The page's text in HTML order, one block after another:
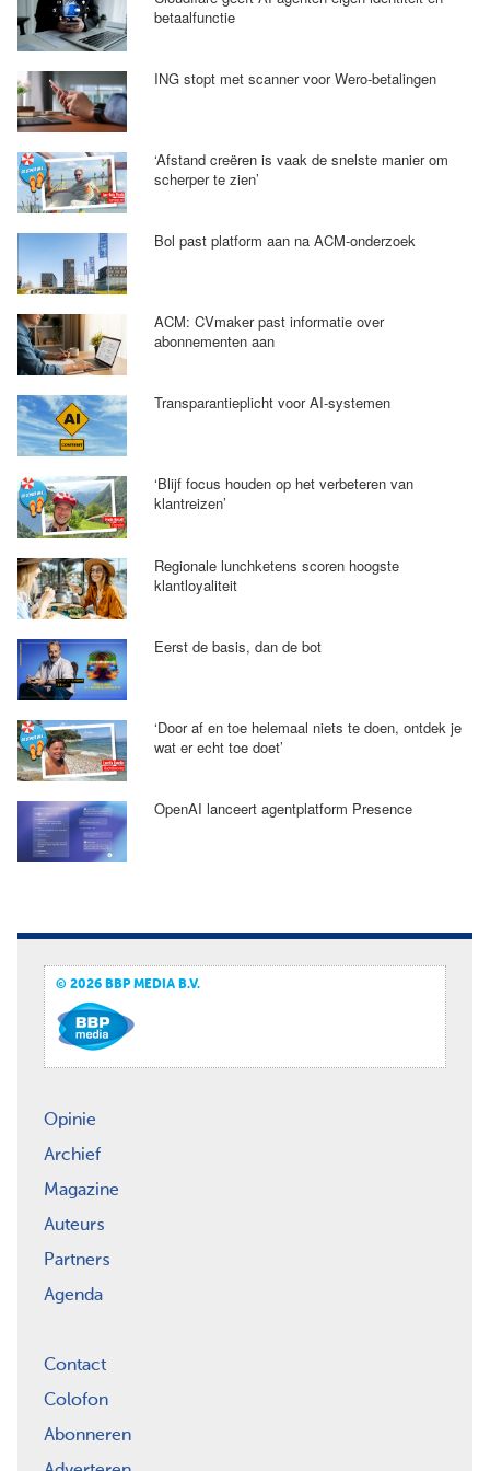
betaalfunctie
ING stopt met scanner voor Wero-betalingen
‘Afstand creëren is vaak de snelste manier om
scherper te zien’
Bol past platform aan na ACM-onderzoek
ACM: CVmaker past informatie over
abonnementen aan
Transparantieplicht voor AI-systemen
‘Blijf focus houden op het verbeteren van
klantreizen’
Regionale lunchketens scoren hoogste
klantloyaliteit
Eerst de basis, dan de bot
‘Door af en toe helemaal niets te doen, ontdek je
wat er echt toe doet’
OpenAI lanceert agentplatform Presence
© 2026 BBP MEDIA B.V.
Opinie
Archief
Magazine
Auteurs
Partners
Agenda
Contact
Colofon
Abonneren